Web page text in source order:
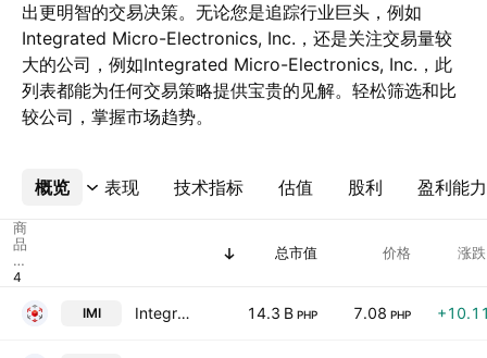
出更明智的交易决策。无论您是追踪行业巨头，例如
Integrated Micro-Electronics, Inc.，还是关注交易量较
大的公司，例如Integrated Micro-Electronics, Inc.，此
列表都能为任何交易策略提供宝贵的见解。轻松筛选和比
较公司，掌握市场趋势。
概览 表现 技术指标 估值 股利 盈利能力
更多
商
品
代
码
总市值 价格 涨
IMI Integrated Micro-Electronics, Inc. 14.3 B PHP 7.08 PHP